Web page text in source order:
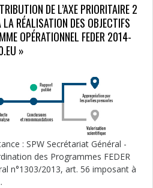
DE L’AXE PRIORITAIRE 2
RÉALISATION DES OBJECTIFS
OPÉRATIONNEL FEDER 2014-
»
: SPW Secrétariat Général -
des Programmes FEDER
n°1303/2013, art. 56 imposant à